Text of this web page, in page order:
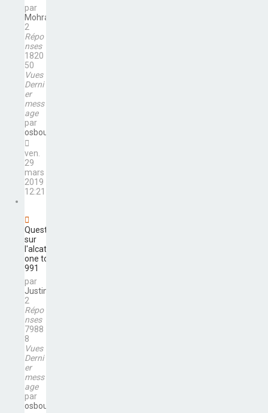
par
Mohra19
2
Répo
nses
1820
50
Vues
Derni
er
mess
age
par
osbourne
ven.
29
mars
2019
12:21
Questions
sur
l'alcatel
one touch
991
par
Justine35200
2
Répo
nses
7988
8
Vues
Derni
er
mess
age
par
osbourne